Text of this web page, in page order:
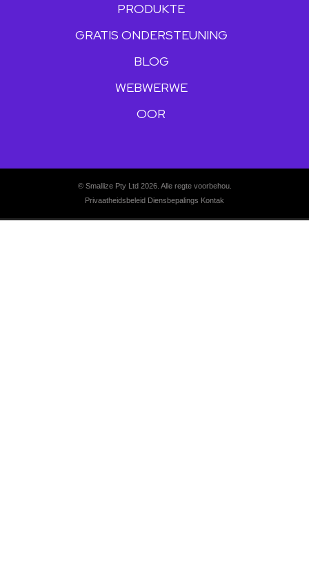
PRODUKTE
GRATIS ONDERSTEUNING
BLOG
WEBWERWE
OOR
© Smallize Pty Ltd 2026. Alle regte voorbehou.
Privaatheidsbeleid Diensbepalings Kontak